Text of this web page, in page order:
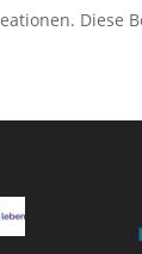
Diese